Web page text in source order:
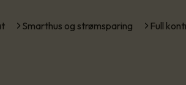
Smarthus og strømsparing Full